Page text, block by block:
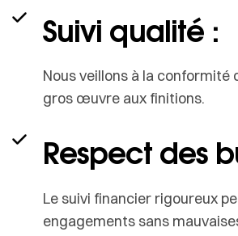
Suivi qualité :
Nous veillons à la conformité
gros œuvre aux finitions.
Respect des
Le suivi financier rigoureux
engagements sans